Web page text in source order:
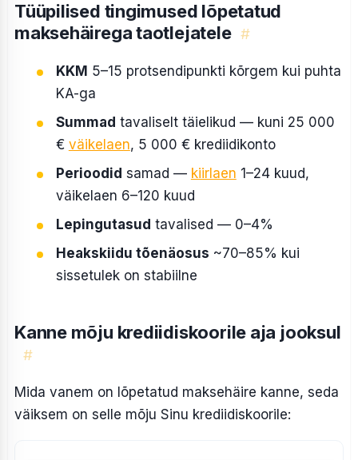
Tüüpilised tingimused lõpetatud
maksehäirega taotlejatele #
KKM 5–15 protsendipunkti kõrgem kui puhta
KA-ga
Summad tavaliselt täielikud — kuni 25 000
€ väikelaen, 5 000 € krediidikonto
Perioodid samad — kiirlaen 1–24 kuud,
väikelaen 6–120 kuud
Lepingutasud tavalised — 0–4%
Heakskiidu tõenäosus ~70–85% kui
sissetulek on stabiilne
Kanne mõju krediidiskoorile aja jooksul
#
Mida vanem on lõpetatud maksehäire kanne, seda
väiksem on selle mõju Sinu krediidiskoorile: